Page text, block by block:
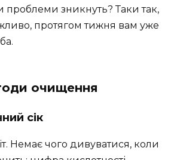
проблеми зникнуть? Таки так,
протягом тижня вам уже
очищення
сік
Немає чого дивуватися, коли